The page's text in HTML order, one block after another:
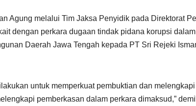
Agung melalui Tim Jaksa Penyidik pada Direktorat
dengan perkara dugaan tindak pidana korupsi
Daerah Jawa Tengah kepada PT Sri Rejeki
untuk memperkuat pembuktian dan
pemberkasan dalam perkara dimaksud,”